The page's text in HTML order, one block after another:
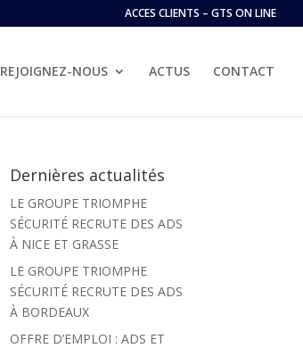
ACCES CLIENTS – GTS ON LINE
REJOIGNEZ-NOUS ACTUS CONTACT
Dernières actualités
LE GROUPE TRIOMPHE
SÉCURITÉ RECRUTE DES ADS
À NICE ET GRASSE
LE GROUPE TRIOMPHE
SÉCURITÉ RECRUTE DES ADS
À BORDEAUX
OFFRE D’EMPLOI : ADS ET